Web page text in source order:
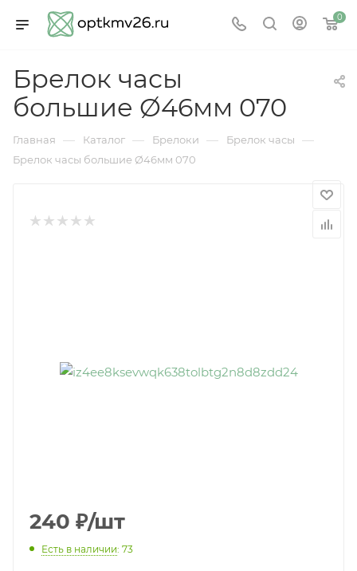
0
Брелок часы
большие Ø46мм 070
Главная — Каталог — Брелоки — Брелок часы —
Брелок часы большие Ø46мм 070
240 ₽/шт
Есть в наличии: 73